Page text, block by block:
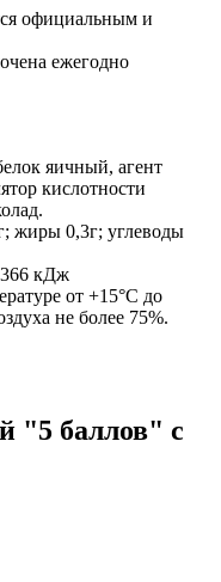
официальным и
ежегодно
яичный, агент
кислотности
жиры 0,3г; углеводы
кДж
от +15°С до
не более 75%.
"5 баллов" с